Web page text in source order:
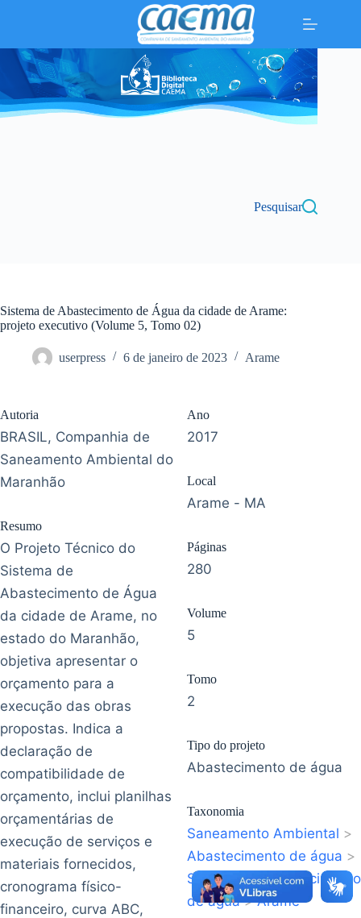
conteúdo
Pesquisar
Sistema de Abastecimento de Água da cidade de Arame:
projeto executivo (Volume 5, Tomo 02)
userpress 6 de janeiro de 2023 Arame
Autoria
BRASIL, Companhia de
Saneamento Ambiental do
Maranhão
Resumo
O Projeto Técnico do
Sistema de
Abastecimento de Água
da cidade de Arame, no
estado do Maranhão,
objetiva apresentar o
orçamento para a
execução das obras
propostas. Indica a
declaração de
compatibilidade de
orçamento, inclui planilhas
orçamentárias de
execução de serviços e
materiais fornecidos,
cronograma físico-
financeiro, curva ABC,
Ano
2017
Local
Arame - MA
Páginas
280
Volume
5
Tomo
2
Tipo do projeto
Abastecimento de água
Taxonomia
Saneamento Ambiental >
Abastecimento de água >
Sistema de abastecimento
de água>Arame